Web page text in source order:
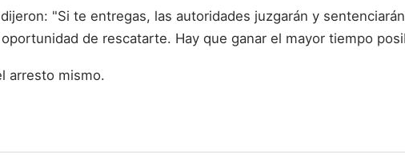
"Si te entregas, las autoridades juzgarán y
de rescatarte. Hay que ganar el mayor tiempo
arresto mismo.